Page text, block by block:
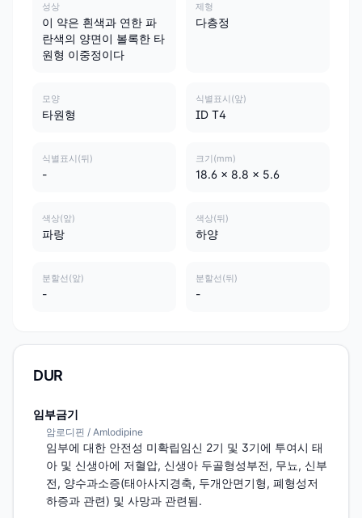
성상
이 약은 흰색과 연한 파
란색의 양면이 볼록한 타
원형 이중정이다
제형
다층정
모양
타원형
식별표시(앞)
ID T4
식별표시(뒤)
-
크기(mm)
18.6 x 8.8 x 5.6
색상(앞)
파랑
색상(뒤)
하양
분할선(앞)
-
분할선(뒤)
-
DUR
임부금기
암로디핀 / Amlodipine
임부에 대한 안전성 미확립임신 2기 및 3기에 투여시 태
아 및 신생아에 저혈압, 신생아 두골형성부전, 무뇨, 신부
전, 양수과소증(태아사지경축, 두개안면기형, 폐형성저
하증과 관련) 및 사망과 관련됨.